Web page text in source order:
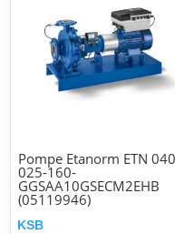
Pompe Etanorm ETN
025-160-
GGSAA10GSECM2EHB
(05119946)
KSB